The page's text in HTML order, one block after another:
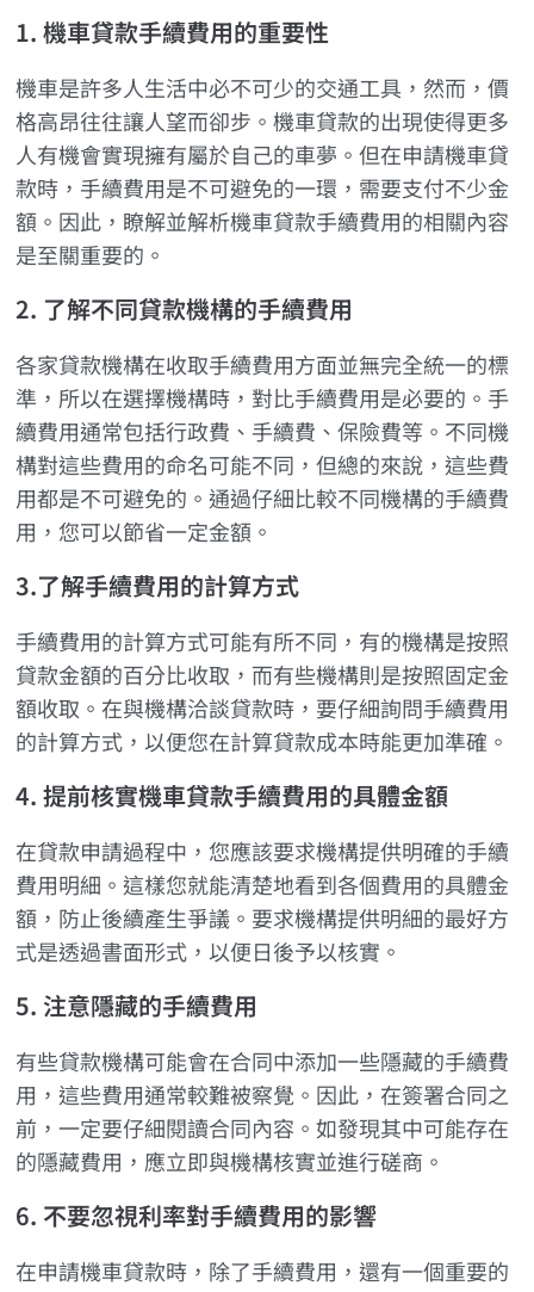
1. 機車貸款手續費用的重要性
機車是許多人生活中必不可少的交通工具，然而，價
格高昂往往讓人望而卻步。機車貸款的出現使得更多
人有機會實現擁有屬於自己的車夢。但在申請機車貸
款時，手續費用是不可避免的一環，需要支付不少金
額。因此，瞭解並解析機車貸款手續費用的相關內容
是至關重要的。
2. 了解不同貸款機構的手續費用
各家貸款機構在收取手續費用方面並無完全統一的標
準，所以在選擇機構時，對比手續費用是必要的。手
續費用通常包括行政費、手續費、保險費等。不同機
構對這些費用的命名可能不同，但總的來說，這些費
用都是不可避免的。通過仔細比較不同機構的手續費
用，您可以節省一定金額。
3.了解手續費用的計算方式
手續費用的計算方式可能有所不同，有的機構是按照
貸款金額的百分比收取，而有些機構則是按照固定金
額收取。在與機構洽談貸款時，要仔細詢問手續費用
的計算方式，以便您在計算貸款成本時能更加準確。
4. 提前核實機車貸款手續費用的具體金額
在貸款申請過程中，您應該要求機構提供明確的手續
費用明細。這樣您就能清楚地看到各個費用的具體金
額，防止後續產生爭議。要求機構提供明細的最好方
式是透過書面形式，以便日後予以核實。
5. 注意隱藏的手續費用
有些貸款機構可能會在合同中添加一些隱藏的手續費
用，這些費用通常較難被察覺。因此，在簽署合同之
前，一定要仔細閱讀合同內容。如發現其中可能存在
的隱藏費用，應立即與機構核實並進行磋商。
6. 不要忽視利率對手續費用的影響
在申請機車貸款時，除了手續費用，還有一個重要的